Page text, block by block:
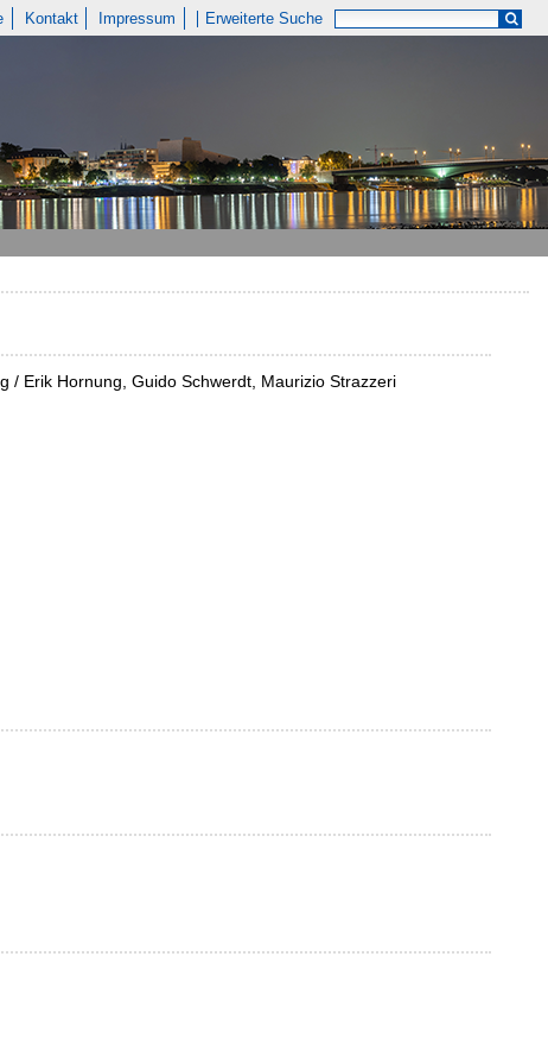
Kontakt Impressum Erweiterte Suche
/ Erik Hornung, Guido Schwerdt, Maurizio Strazzeri